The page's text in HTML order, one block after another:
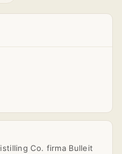
Co. firma Bulleit